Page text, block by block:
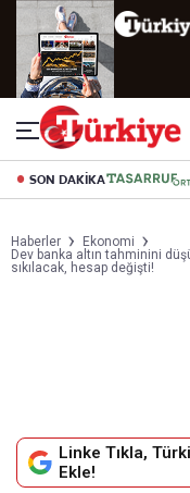
SON DAKİKA
Haberler
Ekonomi
Dev banka altın tahminini
sıkılacak, hesap değişti!
Linke Tıkla,
Ekle!